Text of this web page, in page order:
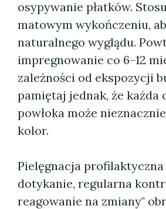
osypywanie płatków.
matowym wykończeniu,
naturalnego wyglądu.
impregnowanie co 6–12
zależności od ekspozycji
pamiętaj jednak, że każda
powłoka może
kolor.
Pielęgnacja
dotykanie, regularna
reagowanie na zmiany"